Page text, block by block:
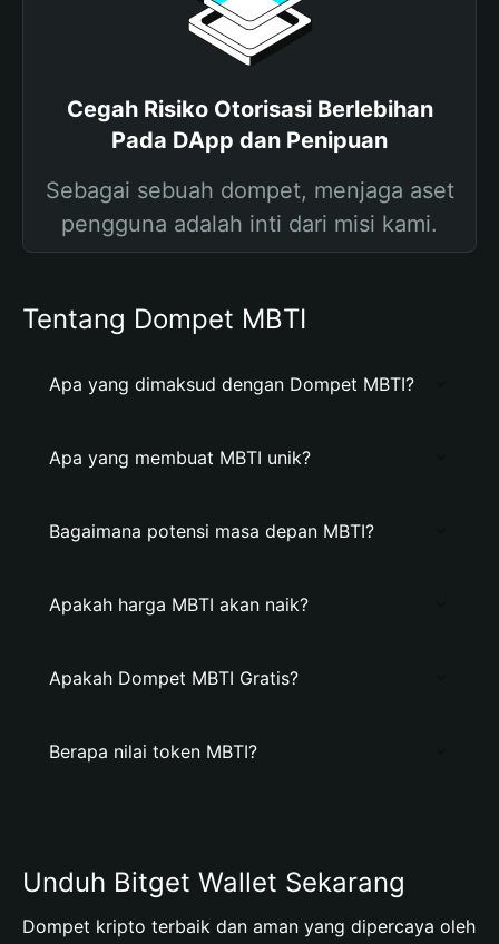
Cegah Risiko Otorisasi Berlebihan
Pada DApp dan Penipuan
Sebagai sebuah dompet, menjaga aset
pengguna adalah inti dari misi kami.
Tentang Dompet MBTI
Apa yang dimaksud dengan Dompet MBTI?
Apa yang membuat MBTI unik?
Bagaimana potensi masa depan MBTI?
Apakah harga MBTI akan naik?
Apakah Dompet MBTI Gratis?
Berapa nilai token MBTI?
Unduh Bitget Wallet Sekarang
Dompet kripto terbaik dan aman yang dipercaya oleh